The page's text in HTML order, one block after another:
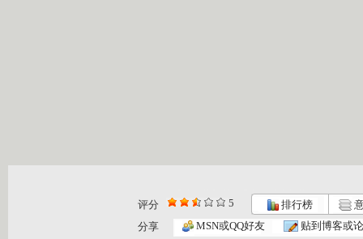
评分 5 排行榜
分享
MSN或QQ好友 贴到博客或